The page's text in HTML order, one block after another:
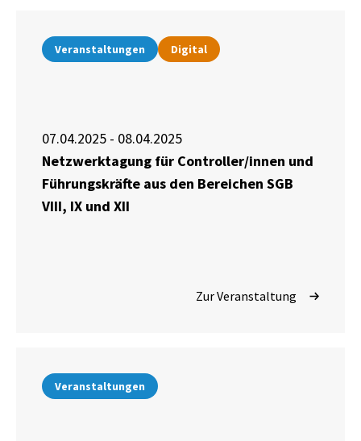
Veranstaltungen Digital
07.04.2025 - 08.04.2025
Netzwerktagung für Controller/innen und
Führungskräfte aus den Bereichen SGB
VIII, IX und XII
Zur Veranstaltung
Veranstaltungen